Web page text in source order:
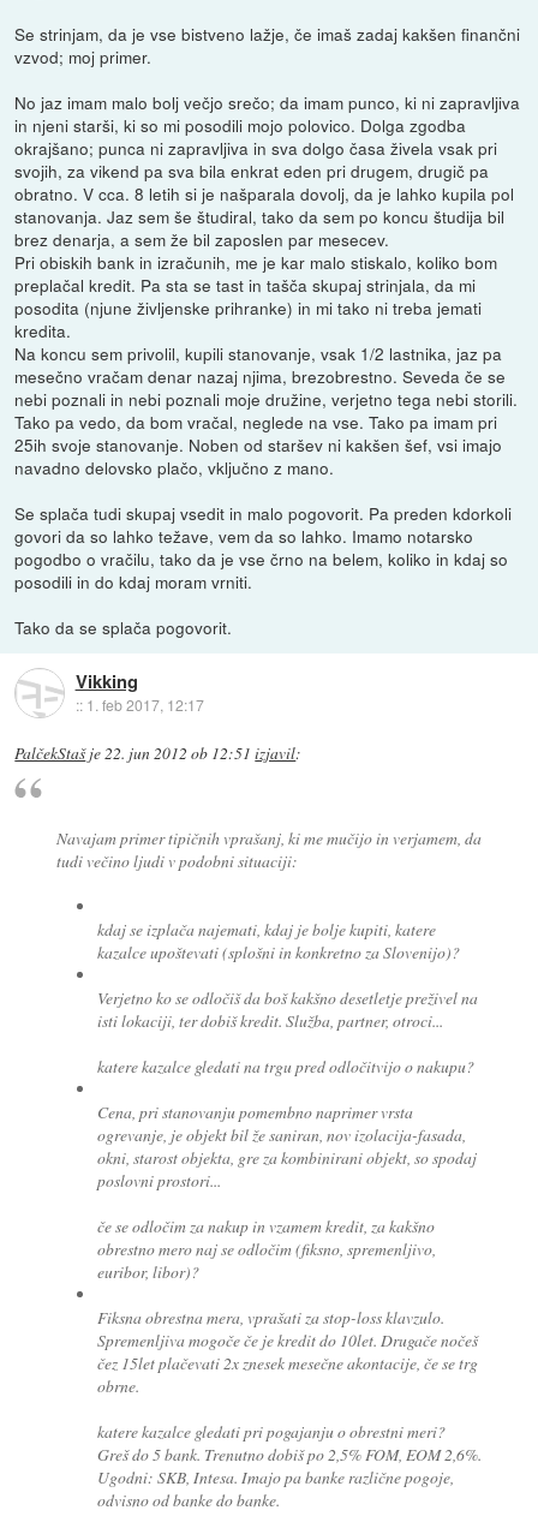
Se strinjam, da je vse bistveno lažje, če imaš zadaj kakšen finančni
vzvod; moj primer.
No jaz imam malo bolj večjo srečo; da imam punco, ki ni zapravljiva
in njeni starši, ki so mi posodili mojo polovico. Dolga zgodba
okrajšano; punca ni zapravljiva in sva dolgo časa živela vsak pri
svojih, za vikend pa sva bila enkrat eden pri drugem, drugič pa
obratno. V cca. 8 letih si je našparala dovolj, da je lahko kupila pol
stanovanja. Jaz sem še študiral, tako da sem po koncu študija bil
brez denarja, a sem že bil zaposlen par mesecev.
Pri obiskih bank in izračunih, me je kar malo stiskalo, koliko bom
preplačal kredit. Pa sta se tast in tašča skupaj strinjala, da mi
posodita (njune življenske prihranke) in mi tako ni treba jemati
kredita.
Na koncu sem privolil, kupili stanovanje, vsak 1/2 lastnika, jaz pa
mesečno vračam denar nazaj njima, brezobrestno. Seveda če se
nebi poznali in nebi poznali moje družine, verjetno tega nebi storili.
Tako pa vedo, da bom vračal, neglede na vse. Tako pa imam pri
25ih svoje stanovanje. Noben od staršev ni kakšen šef, vsi imajo
navadno delovsko plačo, vključno z mano.
Se splača tudi skupaj vsedit in malo pogovorit. Pa preden kdorkoli
govori da so lahko težave, vem da so lahko. Imamo notarsko
pogodbo o vračilu, tako da je vse črno na belem, koliko in kdaj so
posodili in do kdaj moram vrniti.
Tako da se splača pogovorit.
Vikking
:: 1. feb 2017, 12:17
PalčekStašje22. jun 2012 ob 12:51 izjavil:
Navajam primer tipičnih vprašanj, ki me mučijo in verjamem, da
tudi večino ljudi v podobni situaciji:
kdaj se izplača najemati, kdaj je bolje kupiti, katere
kazalce upoštevati (splošni in konkretno za Slovenijo)?
Verjetno ko se odločiš da boš kakšno desetletje preživel na
isti lokaciji, ter dobiš kredit. Služba, partner, otroci...
katere kazalce gledati na trgu pred odločitvijo o nakupu?
Cena, pri stanovanju pomembno naprimer vrsta
ogrevanje, je objekt bil že saniran, nov izolacija-fasada,
okni, starost objekta, gre za kombinirani objekt, so spodaj
poslovni prostori...
če se odločim za nakup in vzamem kredit, za kakšno
obrestno mero naj se odločim (fiksno, spremenljivo,
euribor, libor)?
Fiksna obrestna mera, vprašati za stop-loss klavzulo.
Spremenljiva mogoče če je kredit do 10let. Drugače nočeš
čez 15let plačevati 2x znesek mesečne akontacije, če se trg
obrne.
katere kazalce gledati pri pogajanju o obrestni meri?
Greš do 5 bank. Trenutno dobiš po 2,5% FOM, EOM 2,6%.
Ugodni: SKB, Intesa. Imajo pa banke različne pogoje,
odvisno od banke do banke.